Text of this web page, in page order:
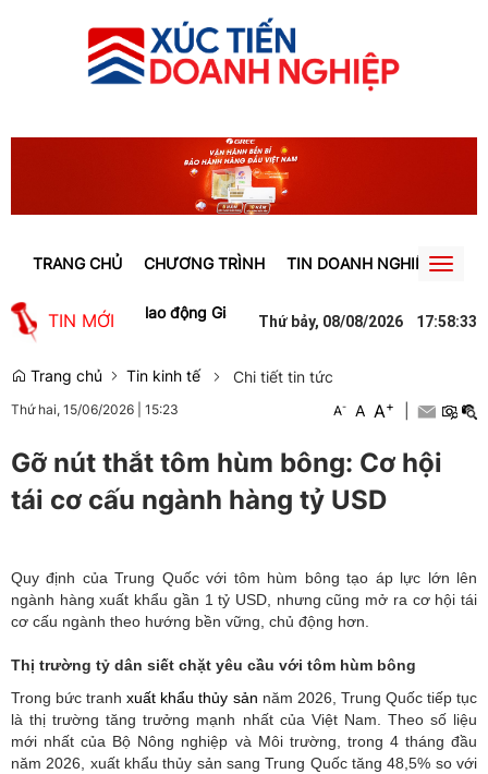
TRANG CHỦ CHƯƠNG TRÌNH TIN DOANH NGHIỆP Toggle
TIN MỚI
việc làm cho lao động Gia Lai Người phụ nữ ở Hưng Yên suýt
Thứ bảy, 08/08/2026 17:58:34
Trang chủ Tin kinh tế Chi tiết tin tức
Thứ hai, 15/06/2026 15:23 A- A A+
Gỡ nút thắt tôm hùm bông: Cơ hội
tái cơ cấu ngành hàng tỷ USD
Quy định của Trung Quốc với tôm hùm bông tạo áp lực lớn lên
ngành hàng xuất khẩu gần 1 tỷ USD, nhưng cũng mở ra cơ hội tái
cơ cấu ngành theo hướng bền vững, chủ động hơn.
Thị trường tỷ dân siết chặt yêu cầu với tôm hùm bông
Trong bức tranhxuất khẩu thủy sản năm 2026, Trung Quốc tiếp tục
là thị trường tăng trưởng mạnh nhất của Việt Nam. Theo số liệu
mới nhất của Bộ Nông nghiệp và Môi trường, trong 4 tháng đầu
năm 2026, xuất khẩu thủy sản sang Trung Quốc tăng 48,5% so với